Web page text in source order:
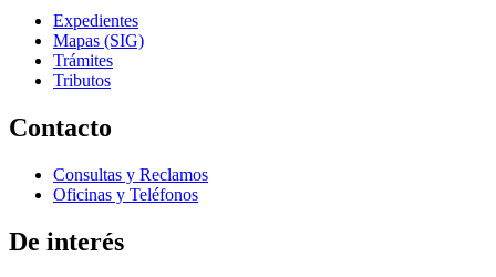
Expedientes
Mapas (SIG)
Trámites
Tributos
Contacto
Consultas y Reclamos
Oficinas y Teléfonos
De interés